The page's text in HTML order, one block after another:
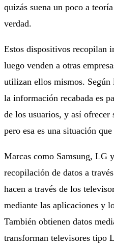
quizás suena un poco a
verdad.
Estos dispositivos recopilan
luego venden a otras
utilizan ellos mismos. Según
la información recabada es
de los usuarios, y así ofrecer
pero esa es una situación
Marcas como Samsung, LG
recopilación de datos a
hacen a través de los
mediante las aplicaciones y
También obtienen datos
transforman televisores tipo